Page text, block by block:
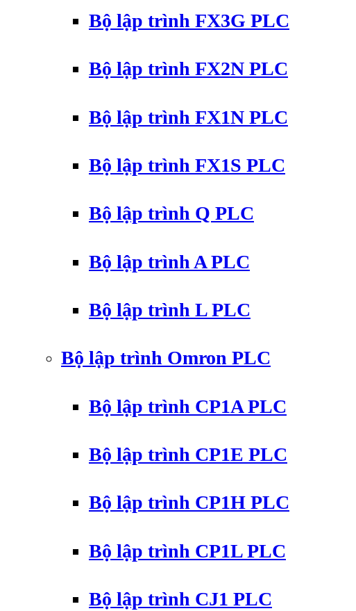
Bộ lập trình FX3G PLC
Bộ lập trình FX2N PLC
Bộ lập trình FX1N PLC
Bộ lập trình FX1S PLC
Bộ lập trình Q PLC
Bộ lập trình A PLC
Bộ lập trình L PLC
Bộ lập trình Omron PLC
Bộ lập trình CP1A PLC
Bộ lập trình CP1E PLC
Bộ lập trình CP1H PLC
Bộ lập trình CP1L PLC
Bộ lập trình CJ1 PLC